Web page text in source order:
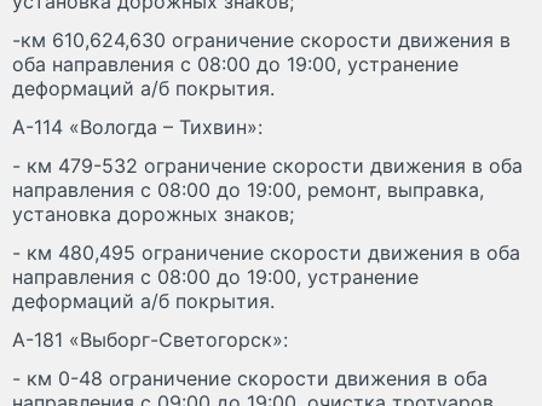
-км 610,624,630 ограничение скорости движения в
оба направления с 08:00 до 19:00, устранение
деформаций а/б покрытия.
А-114 «Вологда – Тихвин»:
- км 479-532 ограничение скорости движения в оба
направления с 08:00 до 19:00, ремонт, выправка,
установка дорожных знаков;
- км 480,495 ограничение скорости движения в оба
направления с 08:00 до 19:00, устранение
деформаций а/б покрытия.
А-181 «Выборг-Светогорск»:
- км 0-48 ограничение скорости движения в оба